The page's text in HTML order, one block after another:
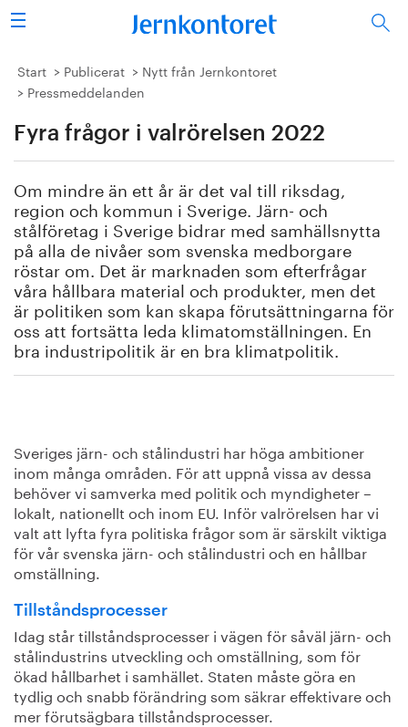
Sök
Stålindustrin
Forskning/utbildning
Energi/miljö
Vi tycker
Publicerat
Bildbank
Start Publicerat
Nytt från Jernkontoret
Pressmeddelanden
Fyra frågor i valrörelsen 2022
Om mindre än ett år är det val till riksdag,
region och kommun i Sverige. Järn- och
stålföretag i Sverige bidrar med samhällsnytta
på alla de nivåer som svenska medborgare
röstar om. Det är marknaden som efterfrågar
våra hållbara material och produkter, men det
är politiken som kan skapa förutsättningarna för
oss att fortsätta leda klimatomställningen. En
bra industripolitik är en bra klimatpolitik.
Sveriges järn- och stålindustri har höga ambitioner
inom många områden. För att uppnå vissa av dessa
behöver vi samverka med politik och myndigheter –
lokalt, nationellt och inom EU. Inför valrörelsen har vi
valt att lyfta fyra politiska frågor som är särskilt viktiga
för vår svenska järn- och stålindustri och en hållbar
omställning.
Tillståndsprocesser
Idag står tillståndsprocesser i vägen för såväl järn- och
stålindustrins utveckling och omställning, som för
ökad hållbarhet i samhället. Staten måste göra en
tydlig och snabb förändring som säkrar effektivare och
mer förutsägbara tillståndsprocesser.